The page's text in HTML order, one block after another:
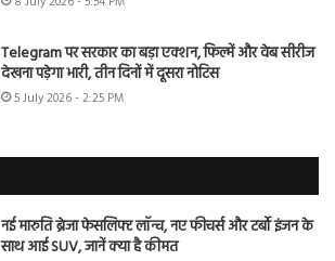
Telegram पर सरकार का बड़ा एक्शन, फिल्में और वेब सीरीज
देखना पड़ेगा भारी, तीन दिनों में दूसरा नोटिस
5 July 2026 - 2:25 PM
नई मारुति ब्रेजा फेसलिफ्ट लॉन्च, नए फीचर्स और टर्बो इंजन के
साथ आई SUV, जानें क्या है कीमत